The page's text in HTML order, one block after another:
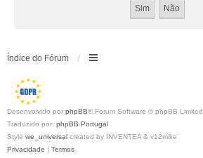
Índice do Fórum
Desenvolvido por phpBB® Forum Software © phpBB Limited
Traduzido por: phpBB Portugal
Style we_universal created by INVENTEA & v12mike
Privacidade | Termos